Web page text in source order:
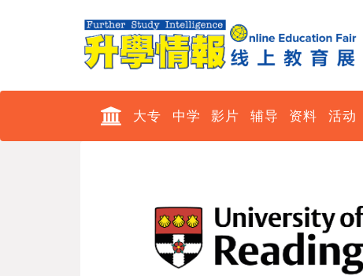
大专 中学 影片 辅导 资料 活动